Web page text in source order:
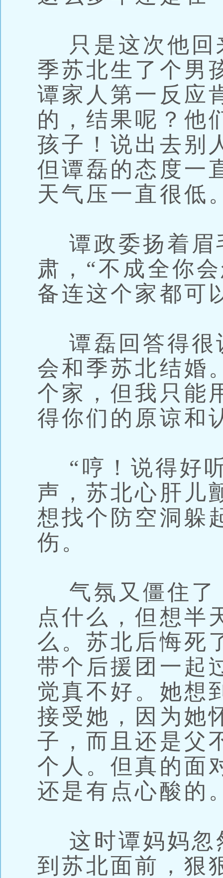
只是这次他回
季苏北生了个男
谭家人第一反应
的，结果呢？他
孩子！说出去别
但谭磊的态度一
天气压一直很低
谭政委扬着眉
肃，“不成全你
备连这个家都可
谭磊回答得很
会和季苏北结婚
个家，但我只能
得你们的原谅和
“哼！说得好
声，苏北心肝儿
想找个防空洞躲
伤。
气氛又僵住了
点什么，但想半
么。苏北后悔死
带个后援团一起
觉真不好。她想
接受她，因为她
子，而且还是父
个人。但真的面
还是有点心酸的
这时谭妈妈忽
到苏北面前，狠